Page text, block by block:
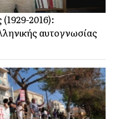
2016):
αυτογνωσίας